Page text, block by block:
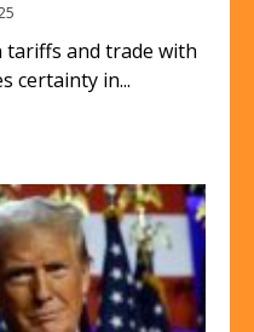
tariffs and trade with
certainty in...